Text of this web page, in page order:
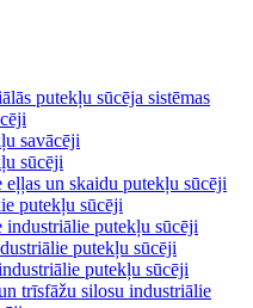
putekļu sūcēja sistēmas
savācēji
sūcēji
eļļas un skaidu putekļu sūcēji
putekļu sūcēji
industriālie putekļu sūcēji
putekļu sūcēji
putekļu sūcēji
trīsfāžu silosu industriālie